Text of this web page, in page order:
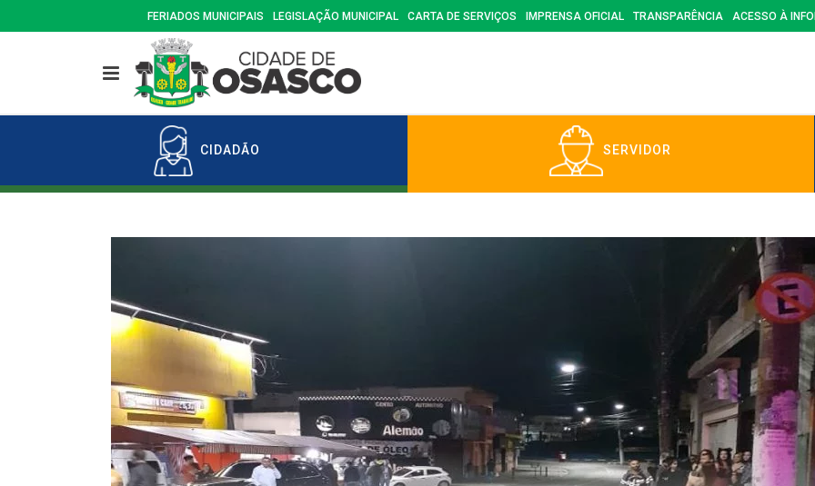
FERIADOS MUNICIPAIS LEGISLAÇÃO MUNICIPAL CARTA DE SERVIÇOS IMPRENSA OFICIAL TRANSPARÊNCIA ACESSO À
CIDADÃO SERVIDOR